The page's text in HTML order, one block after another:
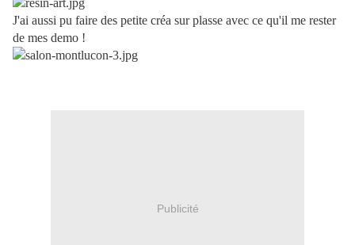
J'ai aussi pu faire des petite créa sur plasse avec ce qu'il me rester
de mes demo !
Publicité